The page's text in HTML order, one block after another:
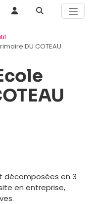
DU COTEAU
décomposées en 3
en entreprise,